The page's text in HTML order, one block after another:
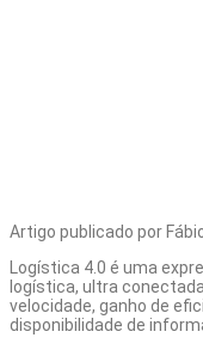
Artigo publicado por
Logística 4.0 é uma
logística, ultra
velocidade, ganho de
disponibilidade de